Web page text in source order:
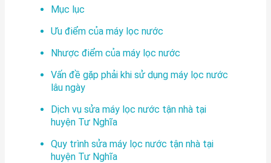
Mục lục
Ưu điểm của máy lọc nước
Nhược điểm của máy lọc nước
Vấn đề gặp phải khi sử dụng máy lọc nước
lâu ngày
Dịch vụ sửa máy lọc nước tận nhà tại
huyện Tư Nghĩa
Quy trình sửa máy lọc nước tận nhà tại
huyện Tư Nghĩa